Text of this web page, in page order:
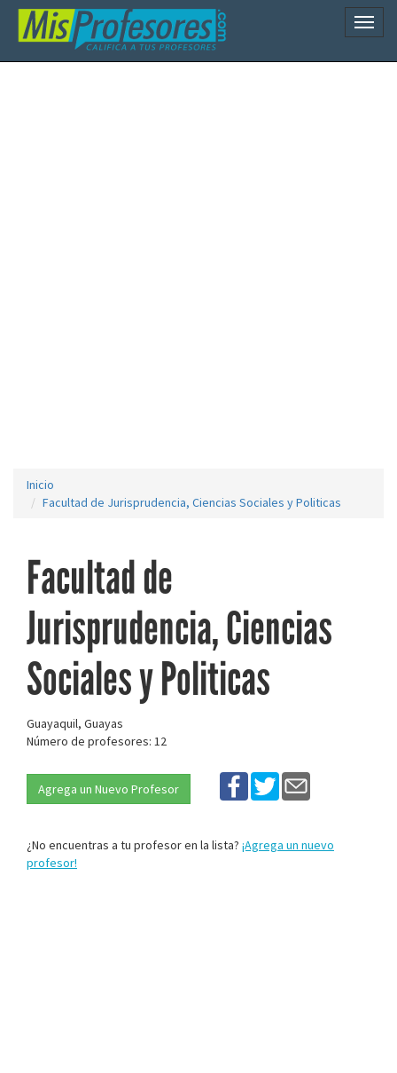
Inicio
Facultad de Jurisprudencia, Ciencias Sociales y Politicas
Facultad de
Jurisprudencia, Ciencias
Sociales y Politicas
Guayaquil, Guayas
Número de profesores: 12
Agrega un Nuevo Profesor
¿No encuentras a tu profesor en la lista? ¡Agrega un nuevo
profesor!